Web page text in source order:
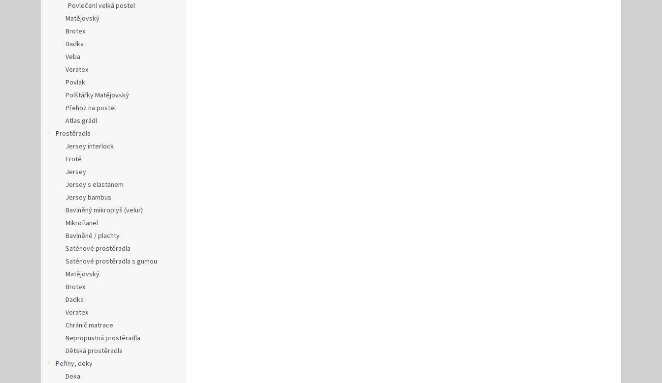
Povlečení velká postel
Matějovský
Brotex
Dadka
Veba
Veratex
Povlak
Polštářky Matějovský
Přehoz na postel
Atlas grádl
Prostěradla
Jersey interlock
Froté
Jersey
Jersey s elastanem
Jersey bambus
Bavlněný mikroplyš (velur)
Mikroflanel
Bavlněné / plachty
Saténové prostěradla
Saténové prostěradla s gumou
Matějovský
Brotex
Dadka
Veratex
Chránič matrace
Nepropustná prostěradla
Dětská prostěradla
Peřiny, deky
Deka